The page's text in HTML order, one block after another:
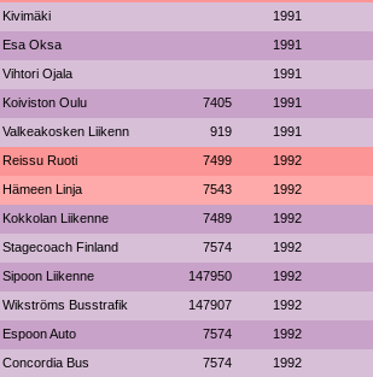
Kivimäki 1991
Esa Oksa 1991
Vihtori Ojala 1991
Koiviston Oulu 7405 1991
Valkeakosken Liikenn 919 1991
Reissu Ruoti 7499 1992
Hämeen Linja 7543 1992
Kokkolan Liikenne 7489 1992
Stagecoach Finland 7574 1992
Sipoon Liikenne 147950 1992
Wikströms Busstrafik 147907 1992
Espoon Auto 7574 1992
Concordia Bus 7574 1992